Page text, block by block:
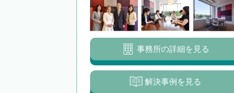
事務所の詳細を見る
解決事例を見る